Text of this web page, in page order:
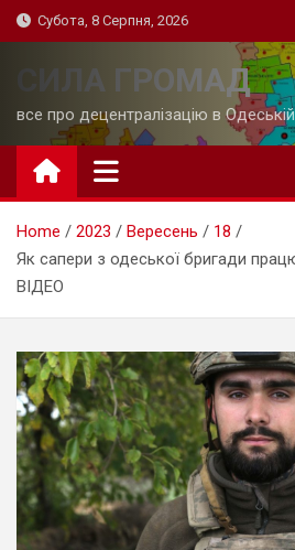
Skip
to
Субота, 8 Серпня, 2026
СИЛА ГРОМАД
все про децентралізацію в
Home 2023 Вересень
18
Як сапери з одеської бригади
ВІДЕО